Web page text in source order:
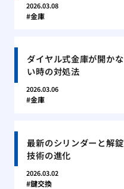
2026.03.08
金庫
ダイヤル式金庫が開かな
い時の対処法
2026.03.06
金庫
最新のシリンダーと解錠
技術の進化
2026.03.02
鍵交換